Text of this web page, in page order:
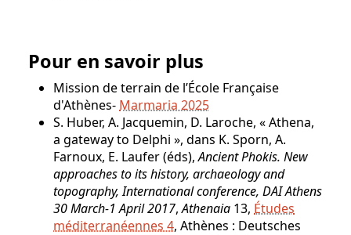
Pour en savoir plus
Mission de terrain de l’École Française
d'Athènes- Marmaria 2025
S. Huber, A. Jacquemin, D. Laroche, « Athena,
a gateway to Delphi », dans K. Sporn, A.
Farnoux, E. Laufer (éds),Ancient Phokis. New
approaches to its history, archaeology and
topography, International conference, DAI Athens
30 March-1 April 2017,Athenaia 13, Études
méditerranéennes 4, Athènes : Deutsches